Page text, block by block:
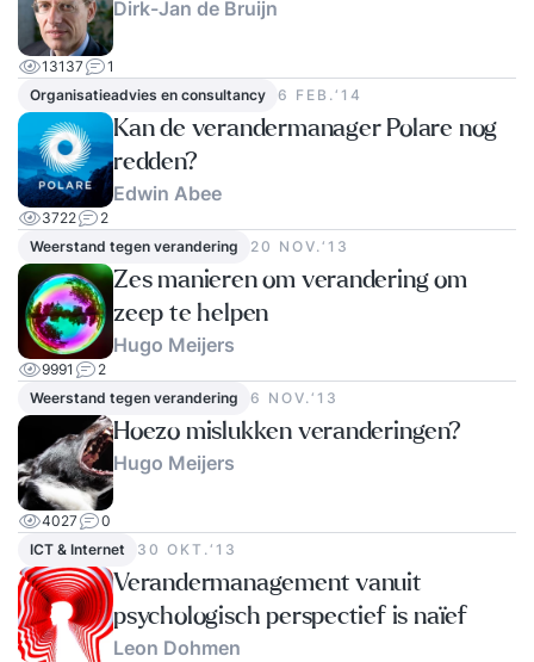
Dirk-Jan de Bruijn
13137
1
Organisatieadvies en consultancy
6 FEB.‘14
Kan de verandermanager Polare nog
redden?
Edwin Abee
3722
2
Weerstand tegen verandering
20 NOV.‘13
Zes manieren om verandering om
zeep te helpen
Hugo Meijers
9991
2
Weerstand tegen verandering
6 NOV.‘13
Hoezo mislukken veranderingen?
Hugo Meijers
4027
0
ICT & Internet
30 OKT.‘13
Verandermanagement vanuit
psychologisch perspectief is naïef
Leon Dohmen